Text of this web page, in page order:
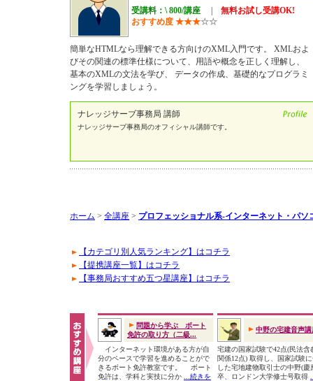
受講料：\ 800/講座
無料お試し受講OK!
おすすめ度 ★★★☆☆
簡単なHTMLなら理解できる方向けのXML入門です。 XMLおよ
びその関連の標準仕様について、用語や概念を正しく理解し、
基本のXMLの文法を学び、 データの作成、基礎的なプログラミ
ングを学習しましょう。
ナレッジサーブ事務局 講師
ナレッジサーブ事務局のオフィシャル講師です。
ホーム > 全講座 > プロフェッショナル系-インターネット・パソ
【カテゴリ別人気ランキング】はコチラ
【提携講座一覧】はコチラ
【事務局おすすめ五つ星講座】はコチラ
問題から学ぶ ボート
免許の取り方（二級...
インターネット環境がある方が自
分のペースで学習を進めることがで
きるボート免許教室です。 ボート
免許は、学科と実技に分か
...続きを
中野の宅建音声講
宅建の国家試験で42点(民法含
関係12点) 取得し、国家試験
した宅地建物取引士の中野(慶
卒、ロンドン大学修士号取得